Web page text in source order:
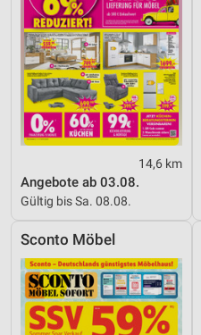
14,6 km
Angebote ab 03.08.
Gültig bis Sa. 08.08.
Sconto Möbel